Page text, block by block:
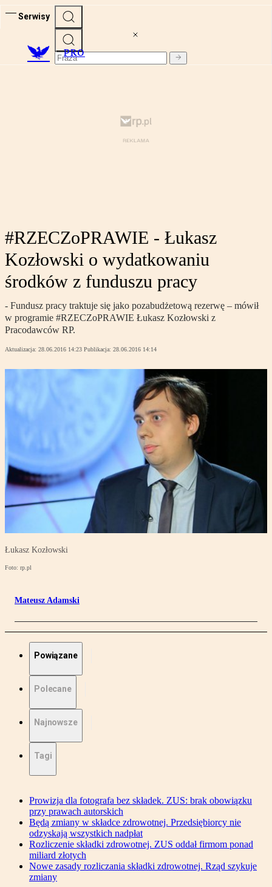
Serwisy
PRO
#RZECZoPRAWIE - Łukasz
Kozłowski o wydatkowaniu
środków z funduszu pracy
- Fundusz pracy traktuje się jako pozabudżetową rezerwę – mówił
w programie #RZECZoPRAWIE Łukasz Kozłowski z
Pracodawców RP.
Aktualizacja: 28.06.2016 14:23 Publikacja: 28.06.2016 14:14
Łukasz Kozłowski
Foto: rp.pl
Mateusz Adamski
Powiązane
Polecane
Najnowsze
Tagi
Prowizja dla fotografa bez składek. ZUS: brak obowiązku
przy prawach autorskich
Będą zmiany w składce zdrowotnej. Przedsiębiorcy nie
odzyskają wszystkich nadpłat
Rozliczenie składki zdrowotnej. ZUS oddał firmom ponad
miliard złotych
Nowe zasady rozliczania składki zdrowotnej. Rząd szykuje
zmiany